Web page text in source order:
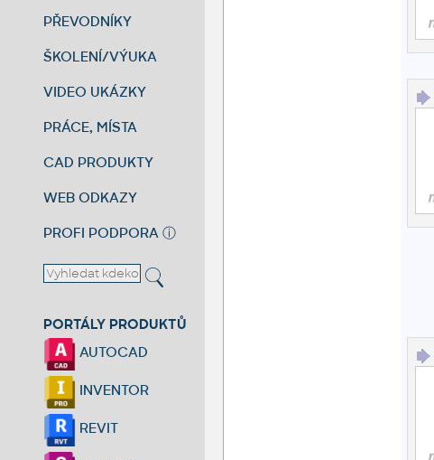
PŘEVODNÍKY
ŠKOLENÍ/VÝUKA
VIDEO UKÁZKY
PRÁCE, MÍSTA
CAD PRODUKTY
WEB ODKAZY
PROFI PODPORA ⓘ
PORTÁLY PRODUKTŮ
AUTOCAD
INVENTOR
REVIT